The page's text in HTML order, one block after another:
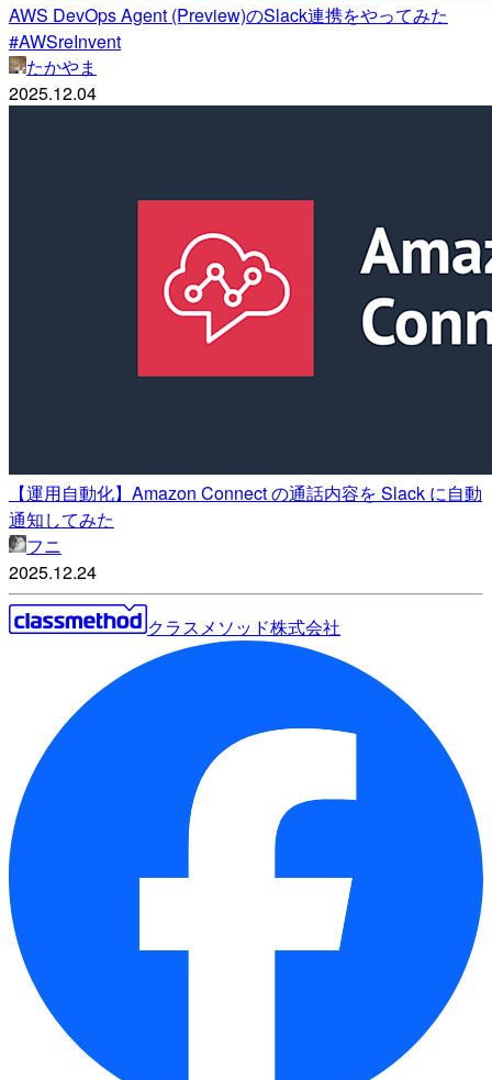
AWS DevOps Agent (Preview)のSlack連携をやってみた
#AWSreInvent
たかやま
2025.12.04
【運用自動化】Amazon Connect の通話内容を Slack に自動
通知してみた
フニ
2025.12.24
クラスメソッド株式会社